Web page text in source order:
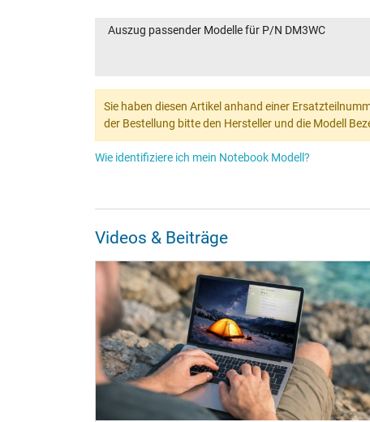
Auszug passender Modelle für P/N DM3WC
Sie haben diesen Artikel anhand einer
der Bestellung bitte den Hersteller und die Modell
Wie identifiziere ich mein Notebook Modell?
Videos & Beiträge